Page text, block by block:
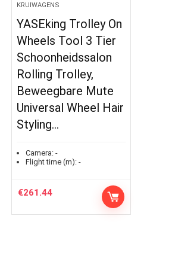
KRUIWAGENS
YASEking Trolley On
Wheels Tool 3 Tier
Schoonheidssalon
Rolling Trolley,
Beweegbare Mute
Universal Wheel Hair
Styling…
Camera: -
Flight time (m): -
€261.44